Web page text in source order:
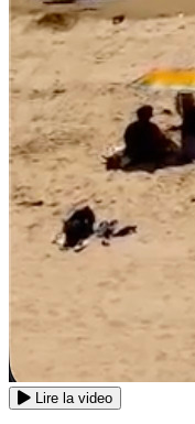
Lire la video